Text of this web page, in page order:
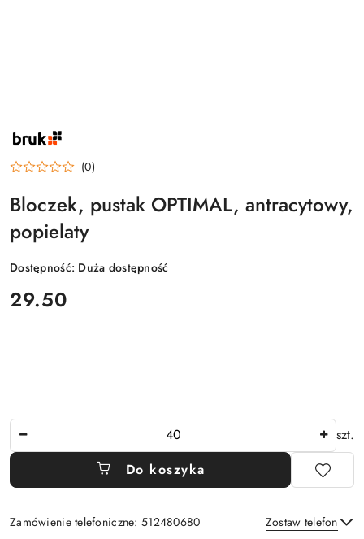
NAZWA
PRODUCENTA:
(0)
Bloczek, pustak OPTIMAL, antracytowy,
popielaty
Dostępność: Duża dostępność
cena:
29.50
szt.
Do koszyka
Zamówienie telefoniczne: 512480680 Zostaw telefon